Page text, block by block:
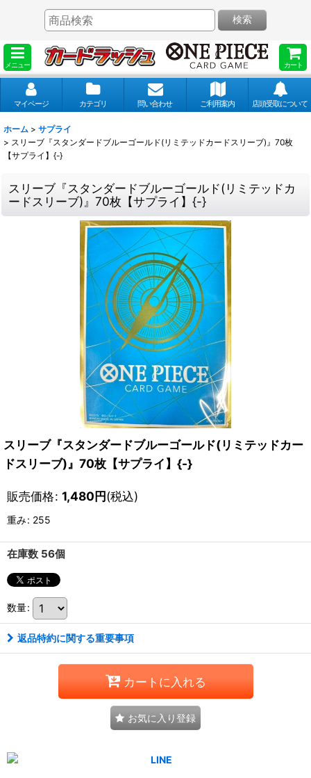
メニュー カート
検索
マイページ カテゴリ 問い合わせ ご利用案内 店頭受取について
ホーム > サプライ
> スリーブ『スタンダードブルーゴールド(リミテッドカードスリーブ)』70枚
【サプライ】{-}
スリーブ『スタンダードブルーゴールド(リミテッドカ
ードスリーブ)』70枚【サプライ】{-}
スリーブ『スタンダードブルーゴールド(リミテッドカー
ドスリーブ)』70枚【サプライ】{-}
販売価格: 1,480円(税込)
重み: 255
在庫数 56個
数量:
返品特約に関する重要事項
カートに入れる
お気に入り登録